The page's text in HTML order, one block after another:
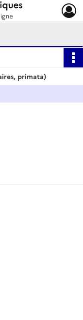
primata)